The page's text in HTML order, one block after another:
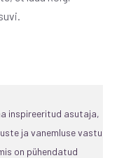
inspireeritud asutaja,
ja vanemluse vastu
on pühendatud